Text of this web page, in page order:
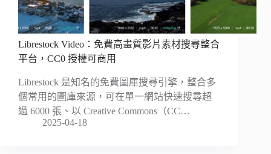
Librestock Video：免費高畫質影片素材搜尋整合
平台，CC0 授權可商用
Librestock 是知名的免費圖庫搜尋引擎，整合多
個常用的圖庫來源，可在單一網站快速搜尋超
過 6000 張、以 Creative Commons（CC…
2025-04-18